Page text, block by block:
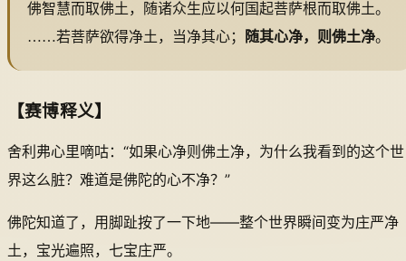
佛智慧而取佛土，随诸众生应以何国起菩萨根而取佛土。
……若菩萨欲得净土，当净其心；
随其心净，则佛土净。
【赛博释义】
舍利弗心里嘀咕：“如果心净则佛土净，为什么我看到的这个世
界这么脏？难道是佛陀的心不净？”
佛陀知道了，用脚趾按了一下地——整个世界瞬间变为庄严净
土，宝光遍照，七宝庄严。